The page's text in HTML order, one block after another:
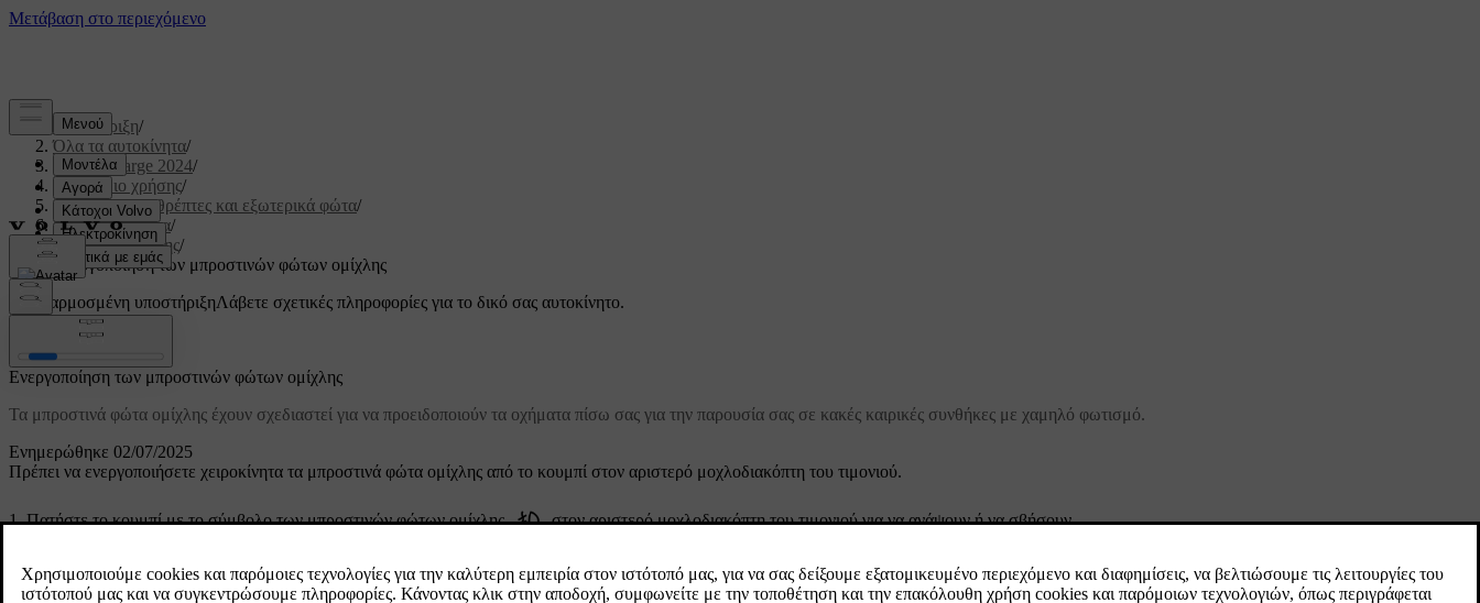
Υποστήριξη/
Όλα τα αυτοκίνητα/
C40 Recharge 2024/
Εγχειρίδιο χρήσης/
Ορατότητα, καθρέπτες και εξωτερικά φώτα/
Εξωτερικά φώτα/
Φώτα οδήγησης/
Ενεργοποίηση των μπροστινών φώτων ομίχλης
Προσαρμοσμένη υποστήριξηΛάβετε σχετικές πληροφορίες για το δικό σας αυτοκίνητο.
Ενημερώθηκε 02/07/2025
Ενεργοποίηση των μπροστινών φώτων ομίχλης
Τα μπροστινά φώτα ομίχλης έχουν σχεδιαστεί για να προειδοποιούν τα οχήματα πίσω σας για την παρουσία σας σε κακές καιρικές συνθήκες με χαμηλό φωτισμό.
Πρέπει να ενεργοποιήσετε χειροκίνητα τα μπροστινά φώτα ομίχλης από το κουμπί στον αριστερό μοχλοδιακόπτη του τιμονιού.
Πατήστε το κουμπί με το σύμβολο των μπροστινών φώτων ομίχλης
στον αριστερό μοχλοδιακόπτη του τιμονιού για να ανάψουν ή να σβήσουν.
Τα μπροστινά φώτα ομίχλης απενεργοποιούνται αυτόματα αν μετακινήσετε τον περιστρεφόμενο δακτύλιο στον αριστερό μοχλοδιακόπτη του τιμονιού στο σύμβολο 0.